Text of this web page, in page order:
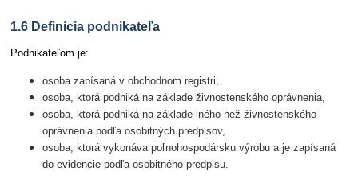
1.6 Definícia podnikateľa
Podnikateľom je:
osoba zapísaná v obchodnom registri,
osoba, ktorá podniká na základe živnostenského oprávnenia,
osoba, ktorá podniká na základe iného než živnostenského
oprávnenia podľa osobitných predpisov,
osoba, ktorá vykonáva poľnohospodársku výrobu a je zapísaná
do evidencie podľa osobitného predpisu.